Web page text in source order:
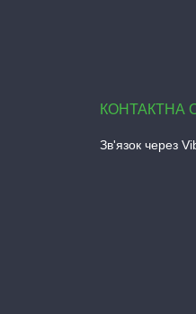
Зв'язок через